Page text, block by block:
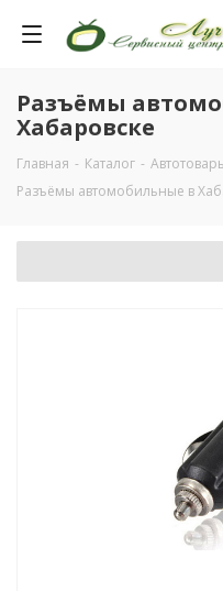
Разъёмы
Хабаровске
Главная - Каталог -
Разъёмы автомобильные в